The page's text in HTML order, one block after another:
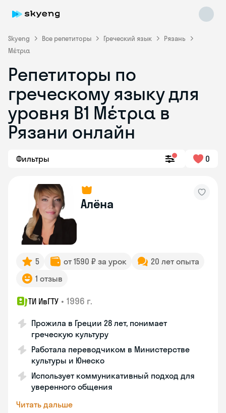
Skyeng Все репетиторы Греческий язык
Рязань
Μέτρια
Репетиторы по
греческому языку для
уровня Β1 Μέτρια в
Рязани онлайн
Фильтры 0
Алёна
5 от 1590 ₽ за урок
20 лет опыта
1 отзыв
ТИ ИвГТУ • 1996 г.
Прожила в Греции 28 лет, понимает
греческую культуру
Работала переводчиком в Министерстве
культуры и Юнеско
Использует коммуникативный подход для
уверенного общения
Читать дальше
Skyeng Chat
online